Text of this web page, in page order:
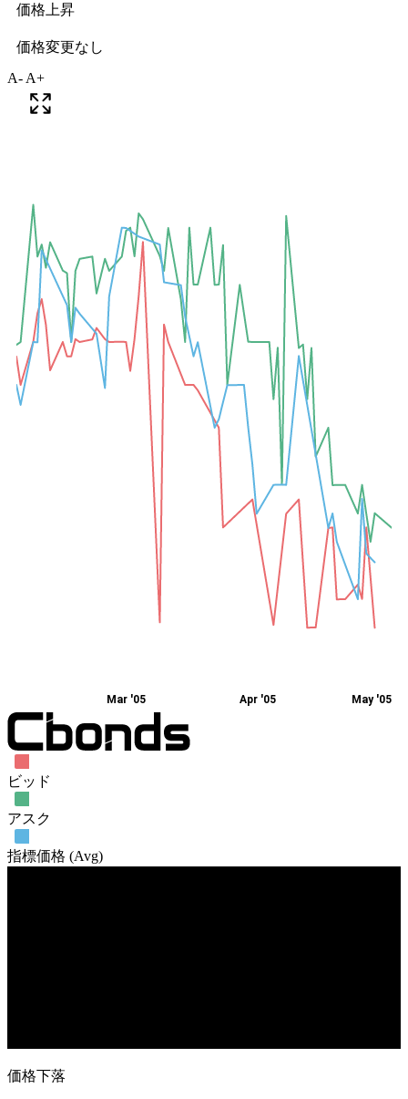
A- A+
Mar '05 Apr '05 May '05
ビッド
アスク
指標価格 (Avg)
価格下落